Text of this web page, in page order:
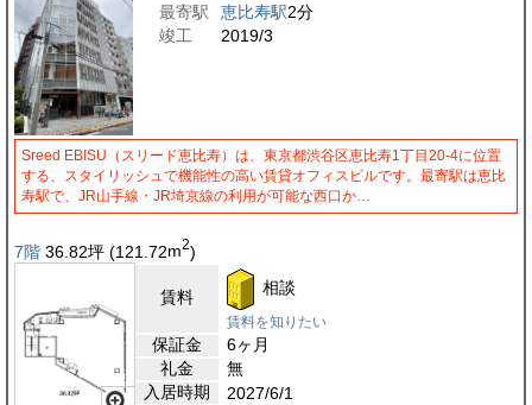
最寄駅
恵比寿駅2分
竣工
2019/3
Sreed EBISU（スリード恵比寿）は、東京都渋谷区恵比寿1丁目20-4に位置
する、スタイリッシュで機能性の高い賃貸オフィスビルです。最寄駅は恵比
寿駅で、JR山手線・JR埼京線の利用が可能な西口か…
7階 36.82坪 (121.72m2)
賃料 相談
賃料を知りたい
保証金
6ヶ月
礼金
無
入居時期
2027/6/1